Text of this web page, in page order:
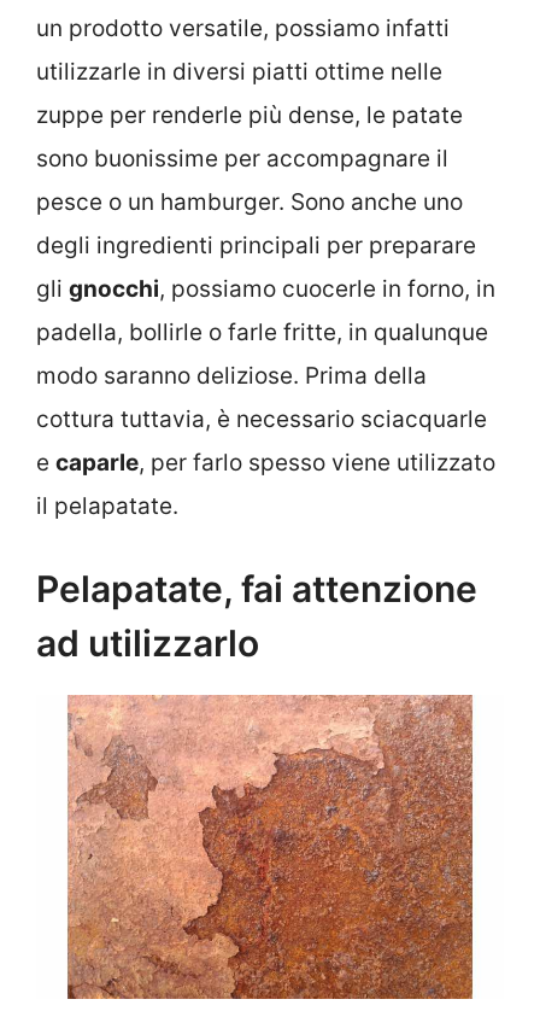
un prodotto versatile, possiamo infatti
utilizzarle in diversi piatti ottime nelle
zuppe per renderle più dense, le patate
sono buonissime per accompagnare il
pesce o un hamburger. Sono anche uno
degli ingredienti principali per preparare
gli gnocchi, possiamo cuocerle in forno, in
padella, bollirle o farle fritte, in qualunque
modo saranno deliziose. Prima della
cottura tuttavia, è necessario sciacquarle
e caparle, per farlo spesso viene utilizzato
il pelapatate.
Pelapatate, fai attenzione
ad utilizzarlo